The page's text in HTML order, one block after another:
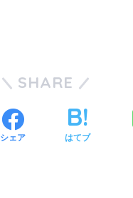
SHARE
シェア はてブ